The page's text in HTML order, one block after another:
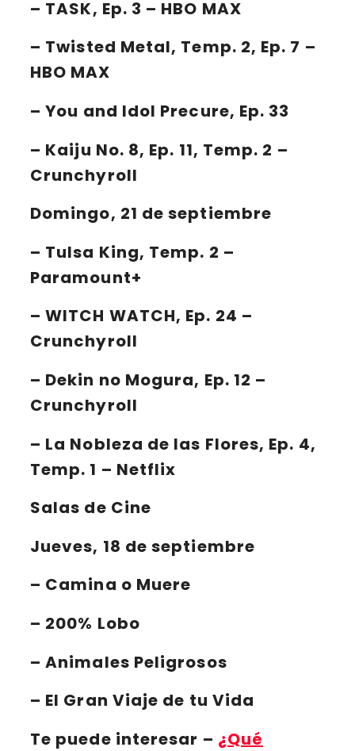
– TASK, Ep. 3 – HBO MAX
– Twisted Metal, Temp. 2, Ep. 7 –
HBO MAX
– You and Idol Precure, Ep. 33
– Kaiju No. 8, Ep. 11, Temp. 2 –
Crunchyroll
Domingo, 21 de septiembre
– Tulsa King, Temp. 2 –
Paramount+
– WITCH WATCH, Ep. 24 –
Crunchyroll
– Dekin no Mogura, Ep. 12 –
Crunchyroll
– La Nobleza de las Flores, Ep. 4,
Temp. 1 – Netflix
Salas de Cine
Jueves, 18 de septiembre
– Camina o Muere
– 200% Lobo
– Animales Peligrosos
– El Gran Viaje de tu Vida
Te puede interesar – ¿Qué